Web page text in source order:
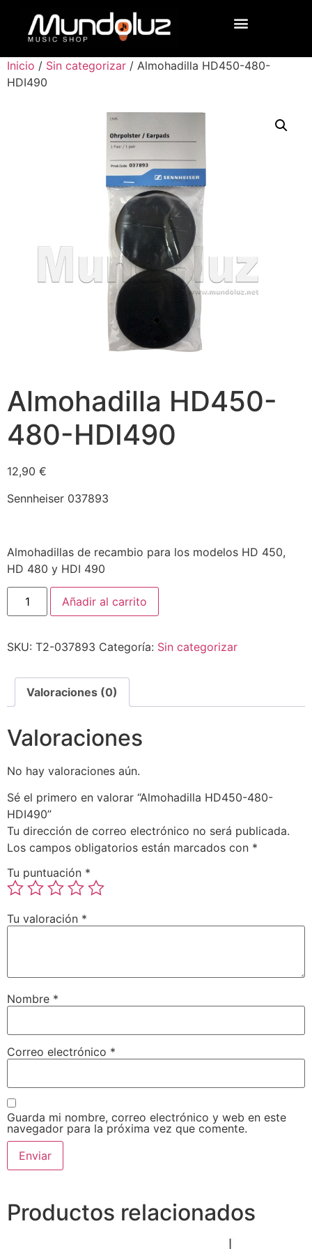
Inicio / Sin categorizar / Almohadilla HD450-480-
HDI490
Almohadilla HD450-
480-HDI490
12,90 €
Sennheiser 037893
Almohadillas de recambio para los modelos HD 450,
HD 480 y HDI 490
Añadir al carrito
SKU: T2-037893 Categoría: Sin categorizar
Valoraciones (0)
Valoraciones
No hay valoraciones aún.
Sé el primero en valorar “Almohadilla HD450-480-
HDI490”
Tu dirección de correo electrónico no será publicada.
Los campos obligatorios están marcados con *
Tu puntuación *
Tu valoración *
Nombre *
Correo electrónico *
Guarda mi nombre, correo electrónico y web en este
navegador para la próxima vez que comente.
Productos relacionados